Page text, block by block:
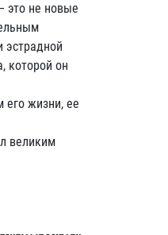
это не новые
эстрадной
которой он
его жизни, ее
великим